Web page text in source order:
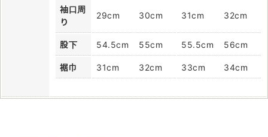
袖口周
り
29cm 30cm 31cm 32cm
股下 54.5cm 55cm 55.5cm 56cm
裾巾 31cm 32cm 33cm 34cm